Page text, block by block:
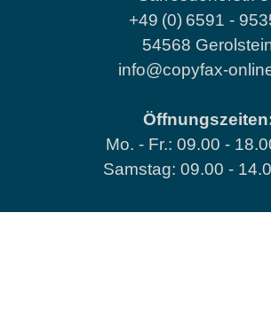
+49 (0) 6591 -
54568
info@copyfax-
Mo. - Fr.: 09.00 -
Samstag: 09.00 -